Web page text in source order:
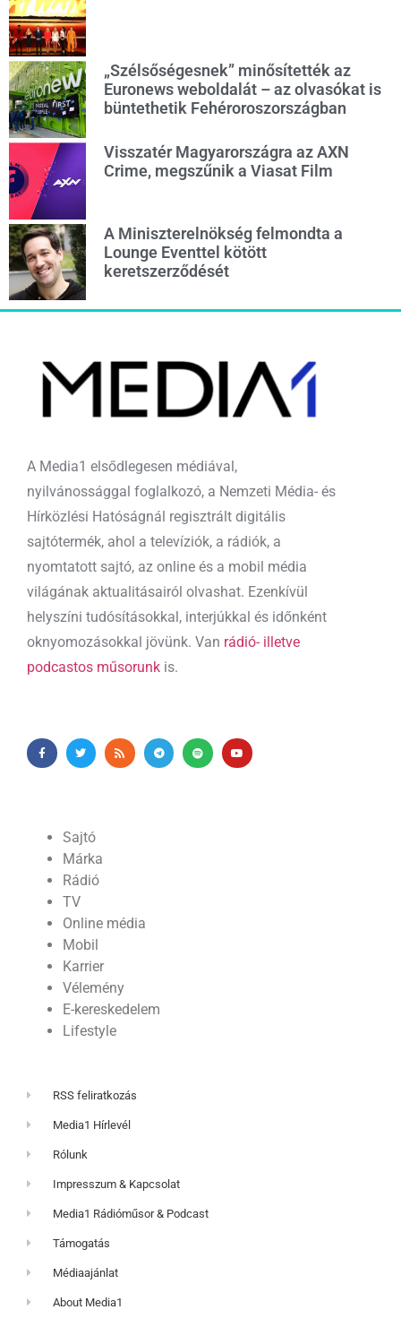
„Szélsőségesnek” minősítették az
Euronews weboldalát – az olvasókat is
büntethetik Fehéroroszországban
Visszatér Magyarországra az AXN
Crime, megszűnik a Viasat Film
A Miniszterelnökség felmondta a
Lounge Eventtel kötött
keretszerződését
A Media1 elsődlegesen médiával,
nyilvánossággal foglalkozó, a Nemzeti Média- és
Hírközlési Hatóságnál regisztrált digitális
sajtótermék, ahol a televíziók, a rádiók, a
nyomtatott sajtó, az online és a mobil média
világának aktualitásairól olvashat. Ezenkívül
helyszíni tudósításokkal, interjúkkal és időnként
oknyomozásokkal jövünk. Van rádió- illetve
podcastos műsorunk is.
Sajtó
Márka
Rádió
TV
Online média
Mobil
Karrier
Vélemény
E-kereskedelem
Lifestyle
RSS feliratkozás
Media1 Hírlevél
Rólunk
Impresszum & Kapcsolat
Media1 Rádióműsor & Podcast
Támogatás
Médiaajánlat
About Media1